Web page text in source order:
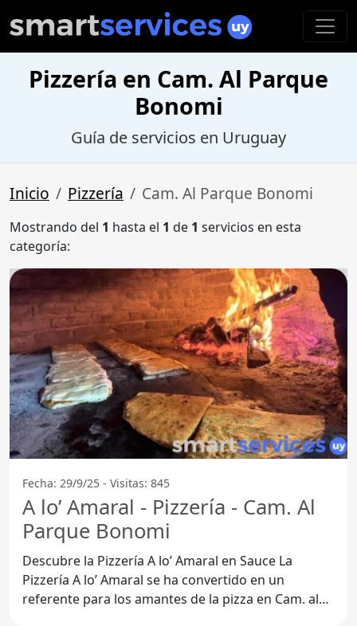
Pizzería en Cam. Al Parque
Bonomi
Guía de servicios en Uruguay
Inicio Pizzería Cam. Al Parque Bonomi
Mostrando del 1 hasta el 1 de 1 servicios en esta
categoría:
Fecha: 29/9/25 - Visitas: 845
A lo’ Amaral - Pizzería - Cam. Al
Parque Bonomi
Descubre la Pizzería A lo’ Amaral en Sauce La
Pizzería A lo’ Amaral se ha convertido en un
referente para los amantes de la pizza en Cam. al